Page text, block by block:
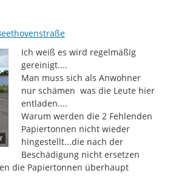
Ich weiß es wird regelmäßig
gereinigt....
Man muss sich als Anwohner
nur schämen  was die Leute hier
entladen....
Warum werden die 2 Fehlenden
Papiertonnen nicht wieder
hingestellt...die nach der
Beschädigung nicht ersetzen
die Papiertonnen überhaupt